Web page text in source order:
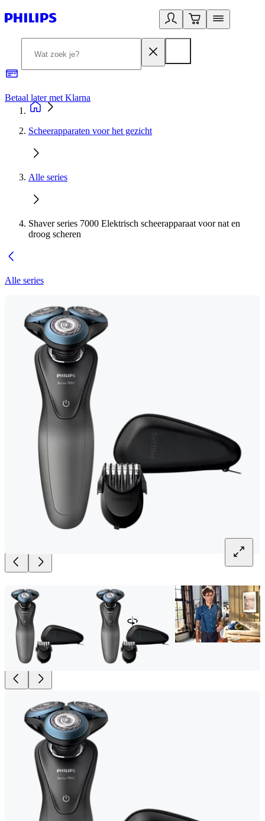
Betaal later met Klarna
Scheerapparaten voor het gezicht
Alle series
Shaver series 7000 Elektrisch scheerapparaat voor nat en
droog scheren
Alle series